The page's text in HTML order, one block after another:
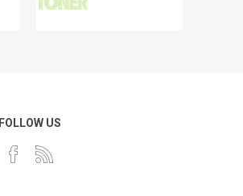
FOLLOW US